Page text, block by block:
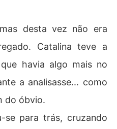
desta vez não era
Catalina teve a
havia algo mais no
a analisasse... como
do óbvio.
se para trás, cruzando